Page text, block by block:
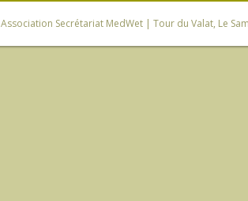
Association Secrétariat MedWet | Tour du Valat, Le